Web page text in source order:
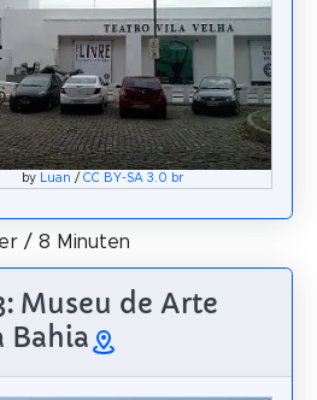
by Luan /CC BY-SA 3.0 br
/ 8 Minuten
Museu de Arte
Bahia